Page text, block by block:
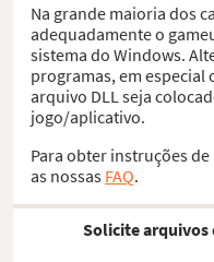
Na grande maioria dos
adequadamente o
sistema do Windows.
programas, em especial
arquivo DLL seja
jogo/aplicativo.
Para obter instruções
as nossas FAQ.
Solicite